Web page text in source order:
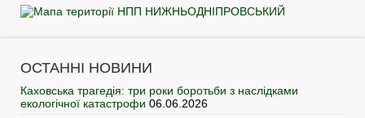
ОСТАННІ НОВИНИ
Каховська трагедія: три роки боротьби з наслідками
екологічної катастрофи 06.06.2026